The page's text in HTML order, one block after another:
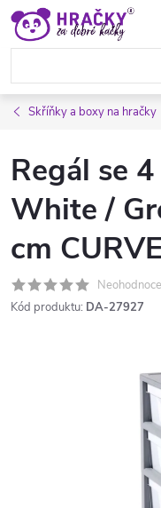
Přejít
obsah
Skříňky a boxy na hračky
Regál se
White /
cm
Kód produktu: DA-27927